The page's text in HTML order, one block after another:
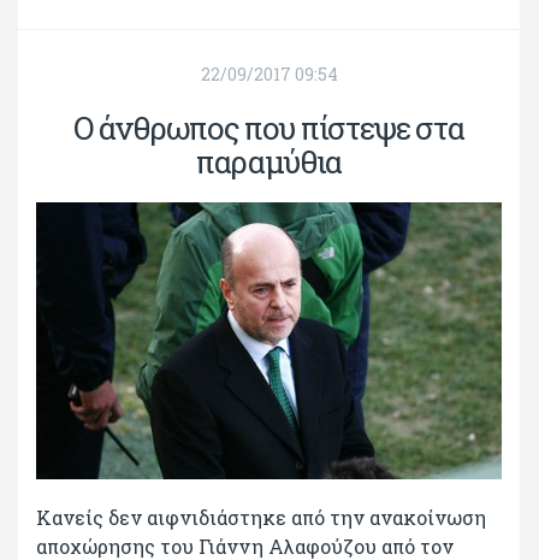
22/09/2017 09:54
Ο άνθρωπος που πίστεψε στα
παραμύθια
Κανείς δεν αιφνιδιάστηκε από την ανακοίνωση
αποχώρησης του Γιάννη Αλαφούζου από τον